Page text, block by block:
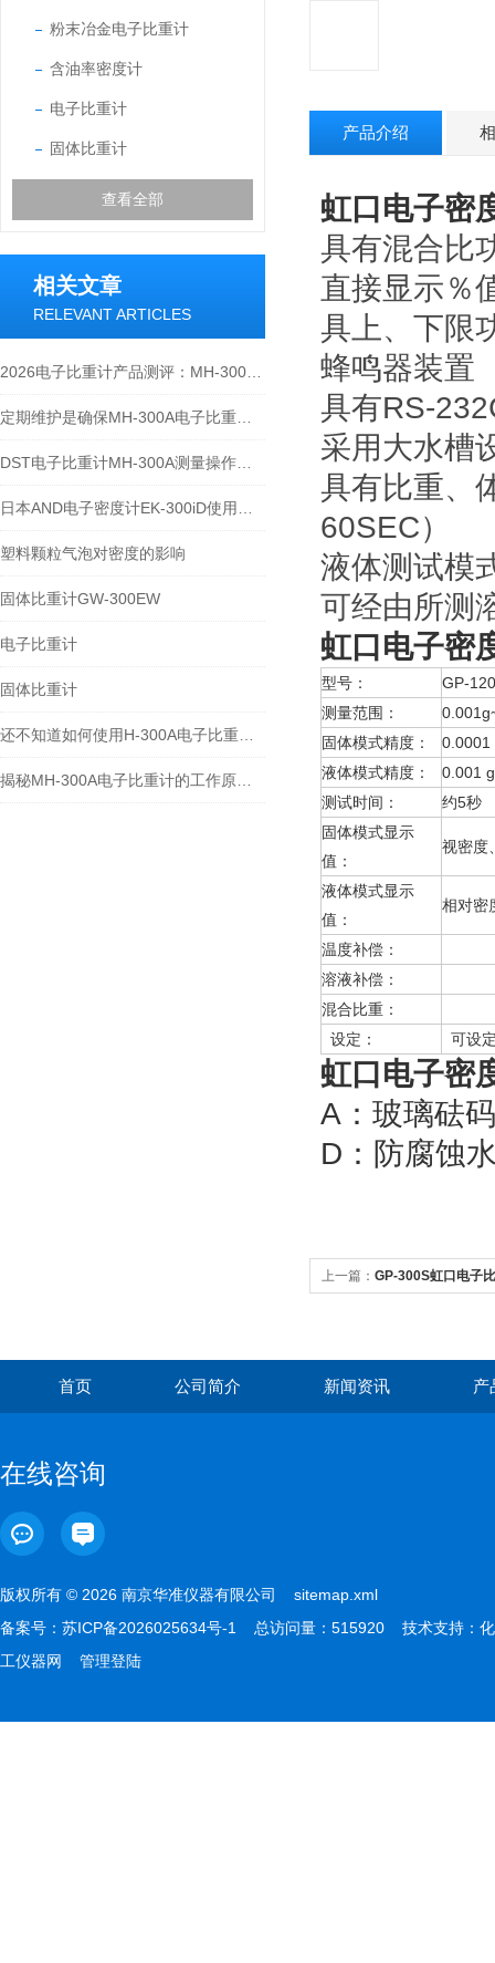
粉末冶金电子比重计
含油率密度计
电子比重计
固体比重计
查看全部
相关文章
RELEVANT ARTICLES
塑料颗粒气泡对密度的影响
固体比重计GW-300EW
电子比重计
固体比重计
产品介绍
虹口电子密
具有混合比
直接显示％
具上、下限
蜂鸣器装置
具有RS-
采用大水槽
具有比重、
60SEC）
液体测试模
可经由所测
虹口电子密
型号：
GP-
测量范围：
固体模式精度：
0.0001
液体模式精度：
0.001
测试时间：
约5秒
固体模式显示
值：
视密度
液体模式显示
值：
相对密
温度补偿：
溶液补偿：
混合比重：
设定：
可设
虹口电子密
A：玻璃
D：防腐
上一篇： GP-300S虹口电子
首页 公司简介 新闻资讯 产
在线咨询
版权所有 © 2026 南京华准仪器有限公司 sitemap.xml
备案号： 苏ICP备2026025634号-1 总访问量：515920 技术支持： 化
工仪器网
管理登陆